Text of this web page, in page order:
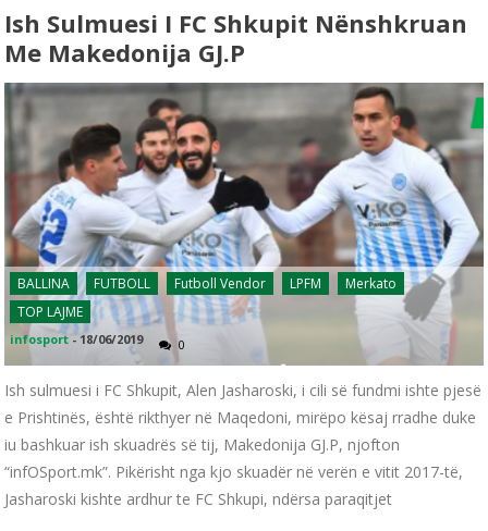
Ish Sulmuesi I FC Shkupit Nënshkruan
Me Makedonija GJ.P
BALLINA FUTBOLL Futboll Vendor LPFM
Merkato
TOP LAJME
infosport - 18/06/2019 0
Ish sulmuesi i FC Shkupit, Alen Jasharoski, i cili së fundmi ishte pjesë
e Prishtinës, është rikthyer në Maqedoni, mirëpo kësaj rradhe duke
iu bashkuar ish skuadrës së tij, Makedonija GJ.P, njofton
“infOSport.mk”. Pikërisht nga kjo skuadër në verën e vitit 2017-të,
Jasharoski kishte ardhur te FC Shkupi, ndërsa paraqitjet